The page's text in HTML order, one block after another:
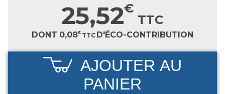
25,52€
TTC
DONT 0,08€ TTC D'ÉCO-CONTRIBUTION
AJOUTER AU
PANIER